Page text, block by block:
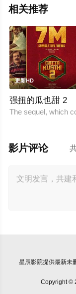
相关推荐
更新HD
强扭的瓜也甜 2
The sequel, which
影片评论
星辰影院提供最新未
Copyright ©